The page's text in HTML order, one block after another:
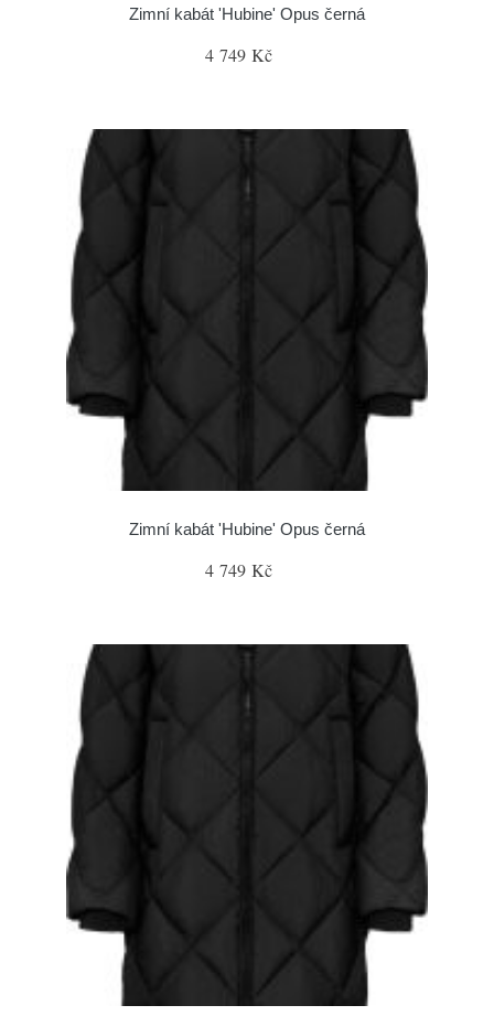
Zimní kabát 'Hubine' Opus černá
4 749 Kč
Zimní kabát 'Hubine' Opus černá
4 749 Kč